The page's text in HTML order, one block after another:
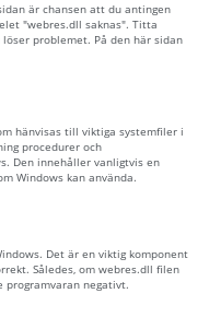
är chansen att du antingen
"webres.dll saknas". Titta
problemet. På den här sidan
hänvisas till viktiga systemfiler i
procedurer och
Den innehåller vanligtvis en
Windows kan använda.
Det är en viktig komponent
Således, om webres.dll filen
negativt.